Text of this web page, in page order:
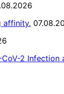
affinity.
2